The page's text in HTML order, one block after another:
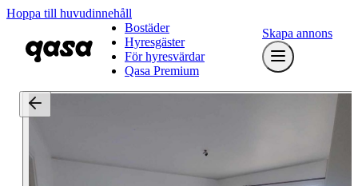
Hoppa till huvudinnehåll
Bostäder
Hyresgäster
För hyresvärdar
Qasa Premium
Skapa annons